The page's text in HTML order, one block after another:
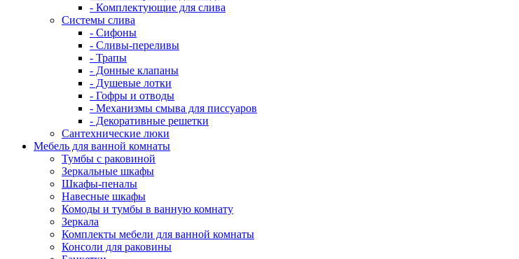
- Комплектующие для слива
Системы слива
- Сифоны
- Сливы-переливы
- Трапы
- Донные клапаны
- Душевые лотки
- Гофры и отводы
- Механизмы смыва для писсуаров
- Декоративные решетки
Сантехнические люки
Мебель для ванной комнаты
Тумбы с раковиной
Зеркальные шкафы
Шкафы-пеналы
Навесные шкафы
Комоды и тумбы в ванную комнату
Зеркала
Комплекты мебели для ванной комнаты
Консоли для раковины